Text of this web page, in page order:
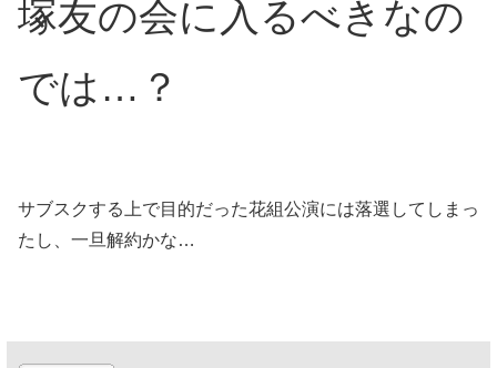
塚友の会に入るべきなの
では…？
サブスクする上で目的だった花組公演には落選してしまっ
たし、一旦解約かな…